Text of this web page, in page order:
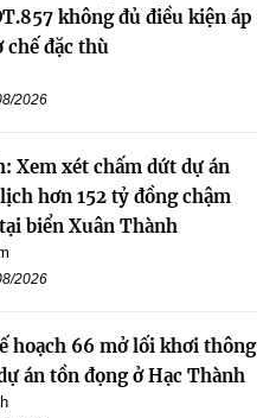
không đủ điều kiện áp
chế đặc thù
2026
Xem xét chấm dứt dự án
hơn 152 tỷ đồng chậm
biển Xuân Thành
2026
hoạch 66 mở lối khơi thông
án tồn đọng ở Hạc Thành